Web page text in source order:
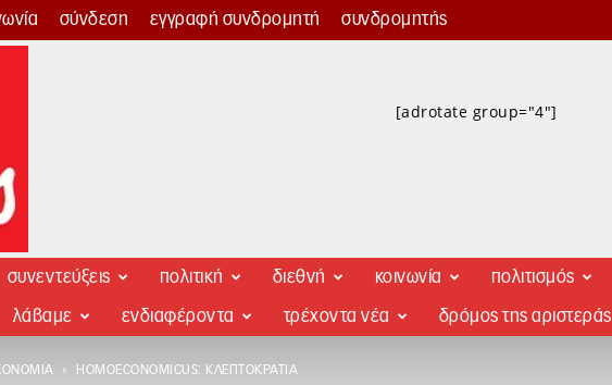
σύνδεση εγγραφή συνδρομητή συνδρομητής
[adrotate group="4"]
συνεντεύξεις πολιτική διεθνή κοινωνία πολιτισμός
λάβαμε ενδιαφέροντα τρέχοντα νέα δρόμος της αριστεράς
HOMOECONOMICUS: ΚΛΕΠΤΟΚΡΑΤΊΑ